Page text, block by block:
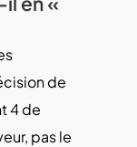
de
4 de
pas le